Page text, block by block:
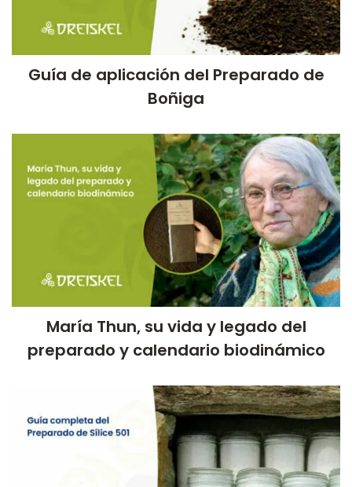
Guía de aplicación del Preparado de
Boñiga
María Thun, su vida y legado del
preparado y calendario biodinámico